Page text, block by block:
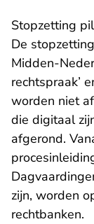
Stopzetting
De
Midden-
rechtspraak’
worden niet
die digitaal
afgerond.
zijn, worden
rechtbanken.